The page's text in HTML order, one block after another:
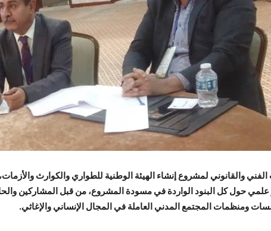
والقانوني لمشروع إنشاء الهيئة الوطنية للطواري والكوارث
علمي حول كل البنود الواردة في مسودة المشروع، من قبل المشاركين
ومنظمات المجتمع المدني العاملة في المجال الإنساني والإغاثي.